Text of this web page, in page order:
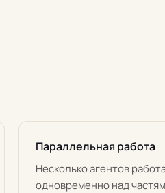
Параллельная работа
Несколько агентов
одновременно над